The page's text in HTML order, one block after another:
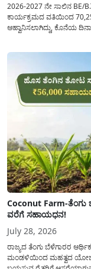
2026-2027 ನೇ ಸಾಲಿನ BE/
ಕಾರ್ಯಕ್ರಮದ ವತಿಯಿಂದ
ಆಹ್ವಾನಿಸಲಾಗಿದ್ದು, ಕೊನೆಯ
Coconut Farm-ತೆಂಗು
ವರೆಗೆ ಸಹಾಯಧನ!
July 28, 2026
ರಾಜ್ಯದ ತೆಂಗು ಬೆಳೆಗಾರರ ಆರ್ಥಿಕ
ಮಂಡಳಿಯಿಂದ ಮಹತ್ವದ